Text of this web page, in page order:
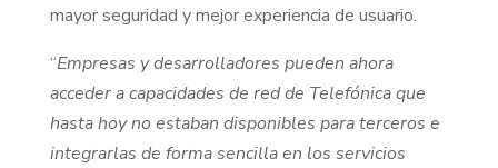
mayor seguridad y mejor experiencia de usuario.
“Empresas y desarrolladores pueden ahora
acceder a capacidades de red de Telefónica que
hasta hoy no estaban disponibles para terceros e
integrarlas de forma sencilla en los servicios